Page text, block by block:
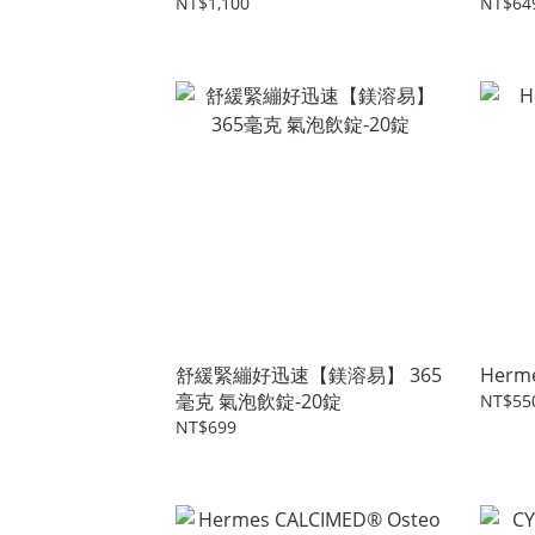
舒緩緊繃好迅速【鎂溶易】 365
毫克 氣泡飲錠-20錠
NT$699